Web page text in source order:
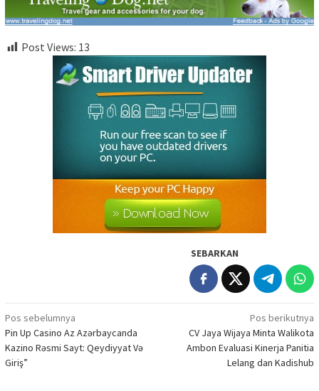
Post Views: 13
SEBARKAN
Navigasi
pos
Pos sebelumnya
Pin Up Casino Az Azərbaycanda
Kazino Rəsmi Sayt: Qeydiyyat Və
Giriş”
Pos berikutnya
CV Jaya Wijaya Minta Walikota
Ambon Evaluasi Kinerja Panitia
Lelang dan Kadishub